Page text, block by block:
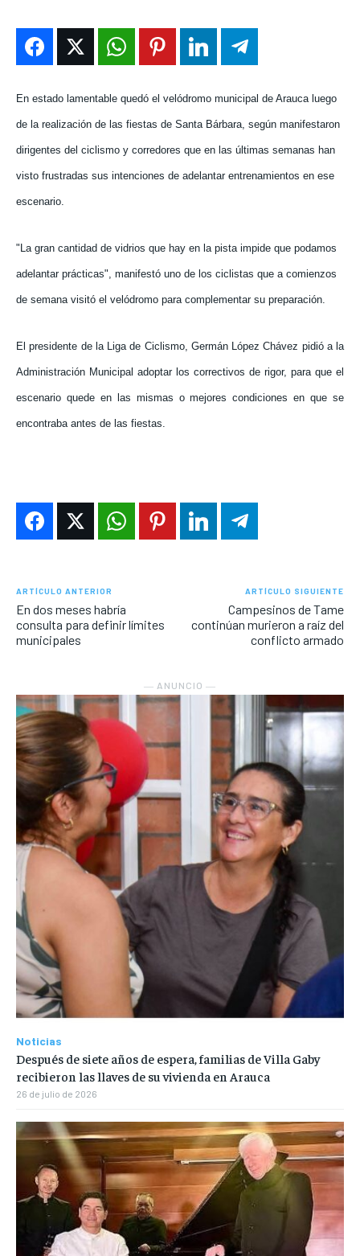
EN VIVO
NOSOTROS
INSTITUCIONAL
EN VIVO
NOSOTROS
INSTITUCIONAL
EN VIVO
NOSOTROS
INSTITUCIONAL
EN VIVO
NOSOTROS
INSTITUCIONAL
En estado lamentable quedó el velódromo municipal de Arauca luego
de la realización de las fiestas de Santa Bárbara, según manifestaron
dirigentes del ciclismo y corredores que en las últimas semanas han
visto frustradas sus intenciones de adelantar entrenamientos en ese
escenario.
"La gran cantidad de vidrios que hay en la pista impide que podamos
adelantar prácticas", manifestó uno de los ciclistas que a comienzos
de semana visitó el velódromo para complementar su preparación.
El presidente de la Liga de Ciclismo, Germán López Chávez pidió a la
Administración Municipal adoptar los correctivos de rigor, para que el
escenario quede en las mismas o mejores condiciones en que se
encontraba antes de las fiestas.
ARTÍCULO ANTERIOR
En dos meses habría
consulta para definir límites
municipales
ARTÍCULO SIGUIENTE
Campesinos de Tame
continúan murieron a raíz del
conflicto armado
― ANUNCIO ―
Noticias
Después de siete años de espera, familias de Villa Gaby
recibieron las llaves de su vivienda en Arauca
26 de julio de 2026